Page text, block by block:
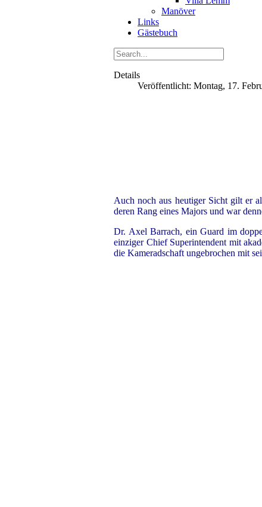
Manöver
Links
Gästebuch
Details
Veröffentlicht: Montag, 17.
Auch noch aus heutiger Sicht gilt er
deren Rang eines Majors und war
Dr. Axel Barrach, ein Guard im
einziger Chief Superintendent mit
die Kameradschaft ungebrochen mit